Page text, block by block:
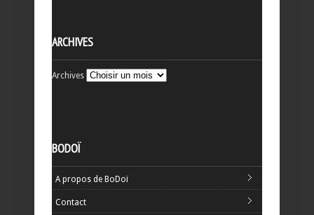
ARCHIVES
Archives
BODOÏ
A propos de BoDoï
Contact